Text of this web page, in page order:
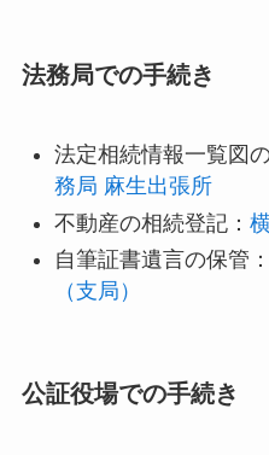
法務局での手続き
法定相続情報一覧図
務局 麻生出張所
不動産の相続登記：
自筆証書遺言の保管：
（支局）
公証役場での手続き